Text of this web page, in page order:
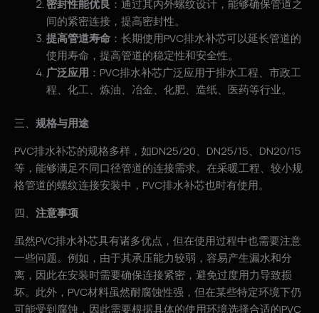
密封性能优良 ：通过其内外螺纹设计，能够确保管道之
间的紧密连接，提高密封性。
提高管道寿命 ：长期使用PVC排水补芯可以延长管道的
使用寿命，提高管道的稳定性和安全性。
广泛应用 ：PVC排水补芯广泛应用于排水工程、市政工
程、化工、炼油、冶金、化肥、造纸、医药等行业。
三、 规格与用途
PVC排水补芯的规格多样，如DN25/20、DN25/15、DN20/15
等，能够满足不同口径管道的连接需求。在采暖工程、较小规
格管道的螺纹连接安装中，PVC排水补芯也时有使用。
四、 注意事项
虽然PVC排水补芯具有诸多优点，但在使用过程中也需要注意
一些问题。例如，由于其承压能力较弱，容易产生漏水和分
离，因此在安装时需要确保连接紧密，避免过度用力导致损
坏。此外，PVC材料虽然耐腐蚀性强，但在某些特定环境下仍
可能受到腐蚀，因此需要根据具体的使用环境选择合适的PVC